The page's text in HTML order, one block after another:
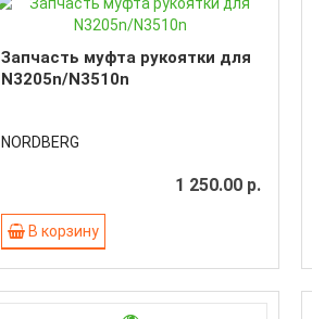
Запчасть муфта рукоятки для
N3205n/N3510n
NORDBERG
1 250.00 р.
В корзину